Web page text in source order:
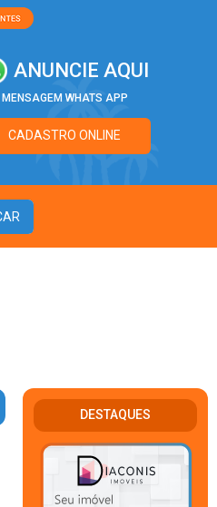
ANUNCIE AQUI
MENSAGEM WHATS APP
CADASTRO ONLINE
DESTAQUES